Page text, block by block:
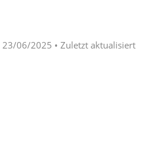
23/06/2025 • Zuletzt aktualisiert